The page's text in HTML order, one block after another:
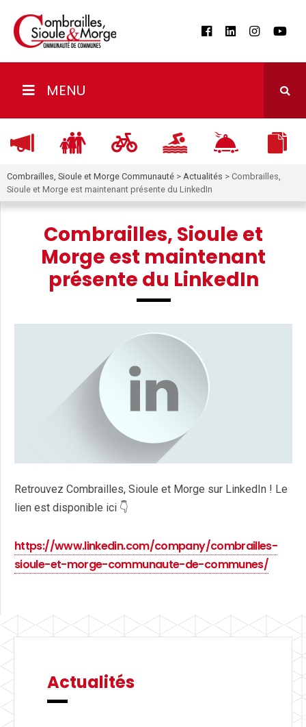
MENU
Combrailles, Sioule et Morge Communauté > Actualités > Combrailles,
Sioule et Morge est maintenant présente du LinkedIn
Combrailles, Sioule et
Morge est maintenant
présente du LinkedIn
Retrouvez Combrailles, Sioule et Morge sur LinkedIn ! Le
lien est disponible ici 👇
https://www.linkedin.com/company/combrailles-
sioule-et-morge-communaute-de-communes/
Actualités